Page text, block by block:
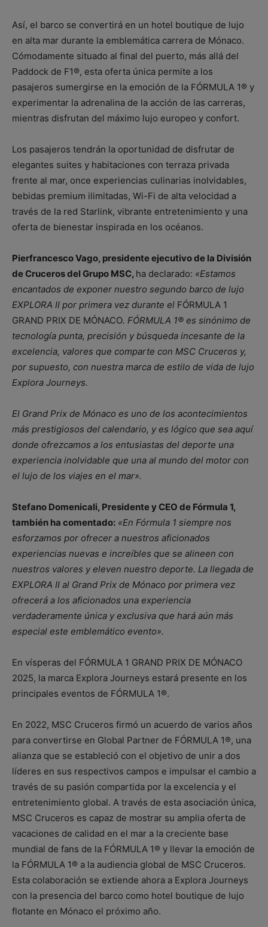
Así, el barco se convertirá en un hotel boutique de lujo
en alta mar durante la emblemática carrera de Mónaco.
Cómodamente situado al final del puerto, más allá del
Paddock de F1®, esta oferta única permite a los
pasajeros sumergirse en la emoción de la FÓRMULA 1® y
experimentar la adrenalina de la acción de las carreras,
mientras disfrutan del máximo lujo europeo y confort.
Los pasajeros tendrán la oportunidad de disfrutar de
elegantes suites y habitaciones con terraza privada
frente al mar, once experiencias culinarias inolvidables,
bebidas premium ilimitadas, Wi-Fi de alta velocidad a
través de la red Starlink, vibrante entretenimiento y una
oferta de bienestar inspirada en los océanos.
Pierfrancesco Vago, presidente ejecutivo de la División
de Cruceros del Grupo MSC, ha declarado: «Estamos
encantados de exponer nuestro segundo barco de lujo
EXPLORA II por primera vez durante el FÓRMULA 1
GRAND PRIX DE MÓNACO. FÓRMULA 1® es sinónimo de
tecnología punta, precisión y búsqueda incesante de la
excelencia, valores que comparte con MSC Cruceros y,
por supuesto, con nuestra marca de estilo de vida de lujo
Explora Journeys.
El Grand Prix de Mónaco es uno de los acontecimientos
más prestigiosos del calendario, y es lógico que sea aquí
donde ofrezcamos a los entusiastas del deporte una
experiencia inolvidable que una al mundo del motor con
el lujo de los viajes en el mar».
Stefano Domenicali, Presidente y CEO de Fórmula 1,
también ha comentado: «En Fórmula 1 siempre nos
esforzamos por ofrecer a nuestros aficionados
experiencias nuevas e increíbles que se alineen con
nuestros valores y eleven nuestro deporte. La llegada de
EXPLORA II al Grand Prix de Mónaco por primera vez
ofrecerá a los aficionados una experiencia
verdaderamente única y exclusiva que hará aún más
especial este emblemático evento».
En vísperas del FÓRMULA 1 GRAND PRIX DE MÓNACO
2025, la marca Explora Journeys estará presente en los
principales eventos de FÓRMULA 1®.
En 2022, MSC Cruceros firmó un acuerdo de varios años
para convertirse en Global Partner de FÓRMULA 1®, una
alianza que se estableció con el objetivo de unir a dos
líderes en sus respectivos campos e impulsar el cambio a
través de su pasión compartida por la excelencia y el
entretenimiento global. A través de esta asociación única,
MSC Cruceros es capaz de mostrar su amplia oferta de
vacaciones de calidad en el mar a la creciente base
mundial de fans de la FÓRMULA 1® y llevar la emoción de
la FÓRMULA 1® a la audiencia global de MSC Cruceros.
Esta colaboración se extiende ahora a Explora Journeys
con la presencia del barco como hotel boutique de lujo
flotante en Mónaco el próximo año.